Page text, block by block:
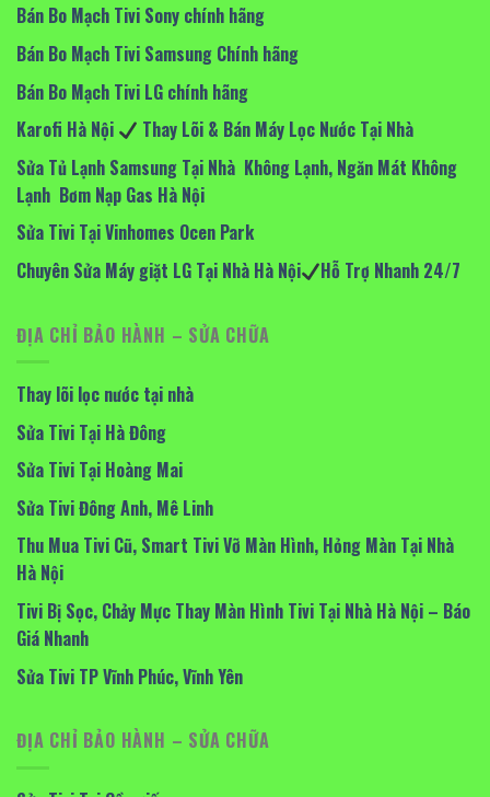
Bán Bo Mạch Tivi Sony chính hãng
Bán Bo Mạch Tivi Samsung Chính hãng
Bán Bo Mạch Tivi LG chính hãng
Karofi Hà Nội
Thay Lõi & Bán Máy Lọc Nước Tại Nhà
Sửa Tủ Lạnh Samsung Tại Nhà Không Lạnh, Ngăn Mát Không
Lạnh Bơm Nạp Gas Hà Nội
Sửa Tivi Tại Vinhomes Ocen Park
Chuyên Sửa Máy giặt LG Tại Nhà Hà Nội
Hỗ Trợ Nhanh 24/7
ĐỊA CHỈ BẢO HÀNH – SỬA CHỮA
Thay lõi lọc nước tại nhà
Sửa Tivi Tại Hà Đông
Sửa Tivi Tại Hoàng Mai
Sửa Tivi Đông Anh, Mê Linh
Thu Mua Tivi Cũ, Smart Tivi Vỡ Màn Hình, Hỏng Màn Tại Nhà
Hà Nội
Tivi Bị Sọc, Chảy Mực Thay Màn Hình Tivi Tại Nhà Hà Nội – Báo
Giá Nhanh
Sửa Tivi TP Vĩnh Phúc, Vĩnh Yên
ĐỊA CHỈ BẢO HÀNH – SỬA CHỮA